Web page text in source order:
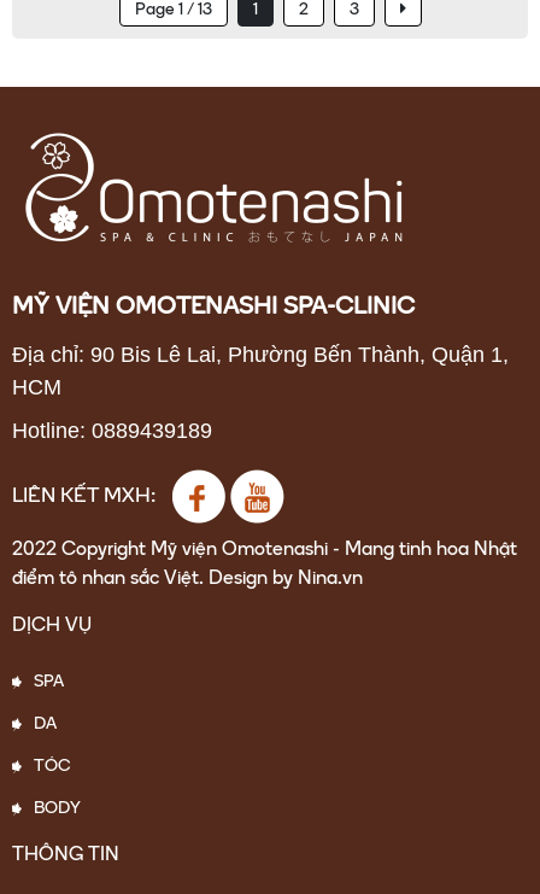
Page 1 / 13 1 2 3
MỸ VIỆN OMOTENASHI SPA-CLINIC
Địa chỉ: 90 Bis Lê Lai, Phường Bến Thành, Quận 1,
HCM
Hotline: 0889439189
LIÊN KẾT MXH:
2022 Copyright Mỹ viện Omotenashi - Mang tinh hoa Nhật
điểm tô nhan sắc Việt. Design by Nina.vn
DỊCH VỤ
SPA
DA
TÓC
BODY
THÔNG TIN